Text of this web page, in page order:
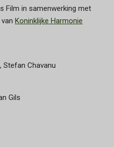
Film in samenwerking met
Koninklijke Harmonie
Stefan Chavanu
Gils